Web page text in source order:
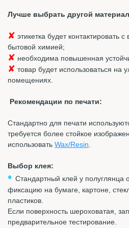
Лучше выбрать другой
✘ этикетка будет контактировать
бытовой химией;
✘ необходима повышенная
✘ товар будет использоваться на
помещениях.
Рекомендации по печати:
Стандартно для печати
требуется более стойкое
использовать Wax/Resin
Выбор клея:
• Стандартный клей у полуглянца
фиксацию на бумаге, картоне,
пластиков.
Если поверхность шероховатая,
предварительное тестирование.